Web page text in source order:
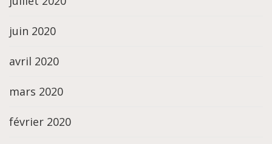
juin 2020
avril 2020
mars 2020
février 2020